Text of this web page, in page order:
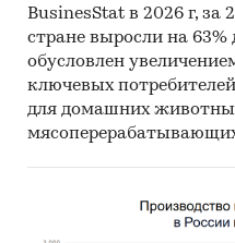
Оценка факторов
Выводы о
предприятий в
рекомендации
Источники
BusinesStat в 2026 г, за
стране выросли на 63%
обусловлен
ключевых
для домашних